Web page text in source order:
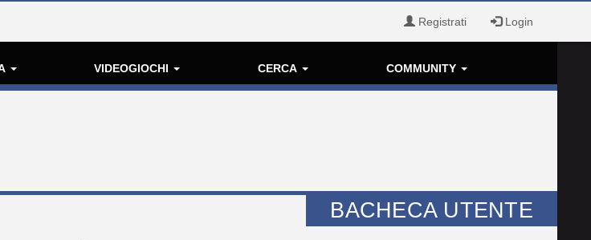
Registrati Login
VIDEOGIOCHI CERCA COMMUNITY
BACHECA UTENTE